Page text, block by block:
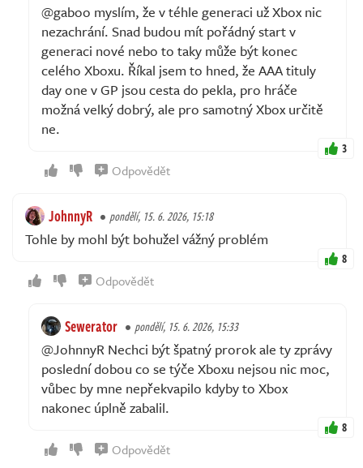
@gaboo myslím, že v téhle generaci už Xbox nic
nezachrání. Snad budou mít pořádný start v
generaci nové nebo to taky může být konec
celého Xboxu. Říkal jsem to hned, že AAA tituly
day one v GP jsou cesta do pekla, pro hráče
možná velký dobrý, ale pro samotný Xbox určitě
ne.
3
Odpovědět
JohnnyR pondělí, 15. 6. 2026, 15:18
Tohle by mohl být bohužel vážný problém
8
Odpovědět
Sewerator pondělí, 15. 6. 2026, 15:33
@JohnnyR Nechci být špatný prorok ale ty zprávy
poslední dobou co se týče Xboxu nejsou nic moc,
vůbec by mne nepřekvapilo kdyby to Xbox
nakonec úplně zabalil.
8
Odpovědět